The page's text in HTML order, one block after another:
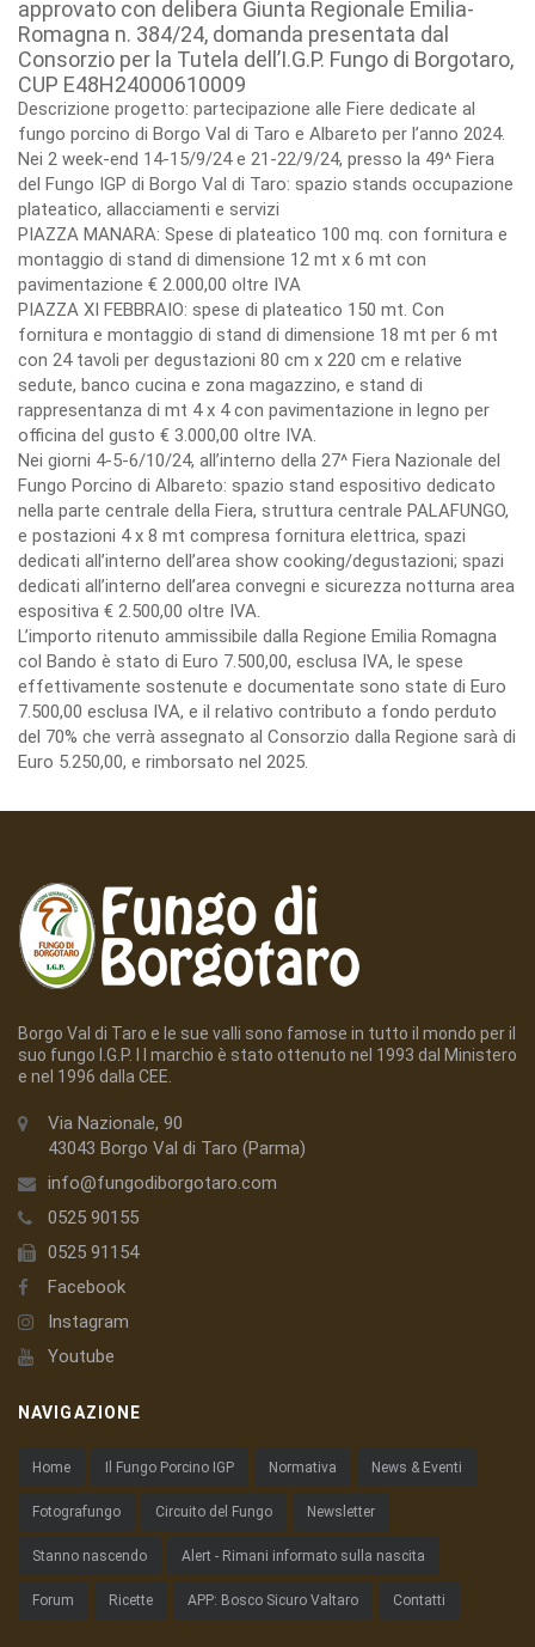
approvato con delibera Giunta Regionale Emilia-
Romagna n. 384/24, domanda presentata dal
Consorzio per la Tutela dell’I.G.P. Fungo di Borgotaro,
CUP E48H24000610009
Descrizione progetto: partecipazione alle Fiere dedicate al
fungo porcino di Borgo Val di Taro e Albareto per l’anno 2024.
Nei 2 week-end 14-15/9/24 e 21-22/9/24, presso la 49^ Fiera
del Fungo IGP di Borgo Val di Taro: spazio stands occupazione
plateatico, allacciamenti e servizi
PIAZZA MANARA: Spese di plateatico 100 mq. con fornitura e
montaggio di stand di dimensione 12 mt x 6 mt con
pavimentazione € 2.000,00 oltre IVA
PIAZZA XI FEBBRAIO: spese di plateatico 150 mt. Con
fornitura e montaggio di stand di dimensione 18 mt per 6 mt
con 24 tavoli per degustazioni 80 cm x 220 cm e relative
sedute, banco cucina e zona magazzino, e stand di
rappresentanza di mt 4 x 4 con pavimentazione in legno per
officina del gusto € 3.000,00 oltre IVA.
Nei giorni 4-5-6/10/24, all’interno della 27^ Fiera Nazionale del
Fungo Porcino di Albareto: spazio stand espositivo dedicato
nella parte centrale della Fiera, struttura centrale PALAFUNGO,
e postazioni 4 x 8 mt compresa fornitura elettrica, spazi
dedicati all’interno dell’area show cooking/degustazioni; spazi
dedicati all’interno dell’area convegni e sicurezza notturna area
espositiva € 2.500,00 oltre IVA.
L’importo ritenuto ammissibile dalla Regione Emilia Romagna
col Bando è stato di Euro 7.500,00, esclusa IVA, le spese
effettivamente sostenute e documentate sono state di Euro
7.500,00 esclusa IVA, e il relativo contributo a fondo perduto
del 70% che verrà assegnato al Consorzio dalla Regione sarà di
Euro 5.250,00, e rimborsato nel 2025.
Borgo Val di Taro e le sue valli sono famose in tutto il mondo per il
suo fungo I.G.P. I l marchio è stato ottenuto nel 1993 dal Ministero
e nel 1996 dalla CEE.
Via Nazionale, 90
43043 Borgo Val di Taro (Parma)
info@fungodiborgotaro.com
0525 90155
0525 91154
Facebook
Instagram
Youtube
NAVIGAZIONE
Home Il Fungo Porcino IGP Normativa News & Eventi
Fotografungo Circuito del Fungo Newsletter
Stanno nascendo Alert - Rimani informato sulla nascita
Forum Ricette APP: Bosco Sicuro Valtaro Contatti